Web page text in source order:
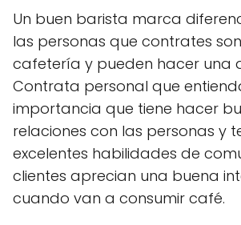
Un buen barista marca
las personas que contrates
cafetería y pueden hacer una
Contrata personal que
importancia que tiene hacer
relaciones con las personas y
excelentes habilidades de
clientes aprecian una buena
cuando van a consumir café.